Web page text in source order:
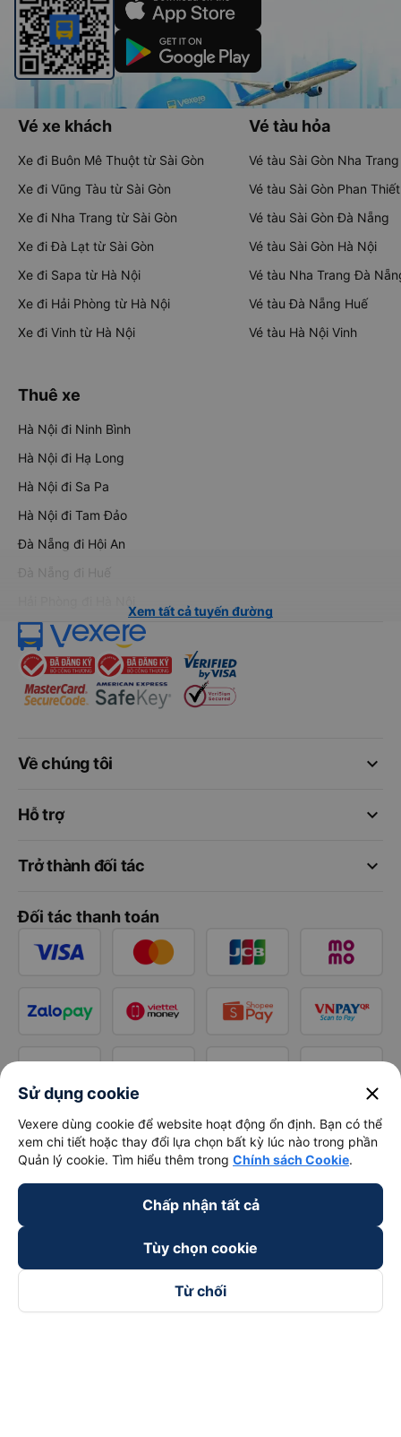
Vé xe khách
Xe đi Buôn Mê Thuột từ Sài Gòn
Xe đi Vũng Tàu từ Sài Gòn
Xe đi Nha Trang từ Sài Gòn
Xe đi Đà Lạt từ Sài Gòn
Xe đi Sapa từ Hà Nội
Xe đi Hải Phòng từ Hà Nội
Xe đi Vinh từ Hà Nội
Vé tàu hỏa
Vé tàu Sài Gòn Nha Trang
Vé tàu Sài Gòn Phan Thiết
Vé tàu Sài Gòn Đà Nẵng
Vé tàu Sài Gòn Hà Nội
Vé tàu Nha Trang Đà
Vé tàu Đà Nẵng Huế
Vé tàu Hà Nội Vinh
Thuê xe
Hà Nội đi Ninh Bình
Hà Nội đi Hạ Long
Hà Nội đi Sa Pa
Hà Nội đi Tam Đảo
Đà Nẵng đi Hội An
Đà Nẵng đi Huế
Xem tất cả tuyến đường
keyboard_arrow_down
Về chúng tôi
keyboard_arrow_down
Hỗ trợ
keyboard_arrow_down
Trở thành đối tác
Đối tác thanh toán
Sử dụng cookie close
Vexere dùng cookie để website hoạt động ổn định. Bạn có thể
xem chi tiết hoặc thay đổi lựa chọn bất kỳ lúc nào trong phần
Quản lý cookie. Tìm hiểu thêm trong Chính sách Cookie.
Chấp nhận tất cả
Tùy chọn cookie
Từ chối